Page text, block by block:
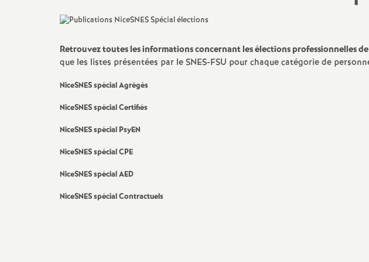
t
Retrouvez toutes les informations concernant les élections professionnelles de
que les listes présentées par le SNES-FSU pour chaque catégorie de
NiceSNES spécial Agrégés
NiceSNES spécial Certifiés
NiceSNES spécial PsyEN
NiceSNES spécial CPE
NiceSNES spécial AED
NiceSNES spécial Contractuels